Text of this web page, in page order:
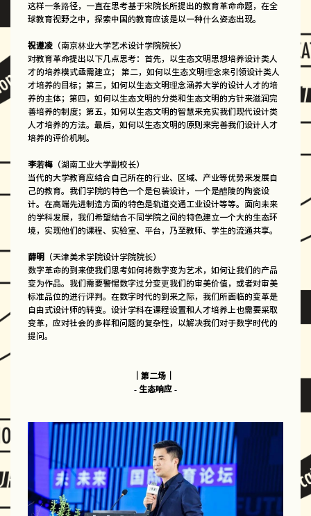
这样一条路径，一直在思考基于宋院长所提出的教育革命命题，在全
球教育视野之中，探索中国的教育应该是以一种什么姿态出现。
祝遵凌 （南京林业大学艺术设计学院院长）
对教育革命提出以下几点思考：首先，以生态文明思想培养设计类人
才的培养模式亟需建立； 第二，如何以生态文明理念来引领设计类人
才培养的目标；第三，如何以生态文明理念涵养大学的设计人才的培
养的主体；第四，如何以生态文明的分类和生态文明的方针来滋润完
善培养的制度；第五，如何以生态文明的智慧来充实我们现代设计类
人才培养的方法。最后，如何以生态文明的原则来完善我们设计人才
培养的评价机制。
李若梅 （湖南工业大学副校长）
当代的大学教育应结合自己所在的行业、区域、产业等优势来发展自
己的教育。我们学院的特色一个是包装设计，一个是醴陵的陶瓷设
计。在高端先进制造方面的特色是轨道交通工业设计等等。面向未来
的学科发展，我们希望结合不同学院之间的特色建立一个大的生态环
境，实现他们的课程、实验室、平台，乃至教师、学生的流通共享。
薛明
（天津美术学院设计学院院长）
数字革命的到来使我们思考如何将数字变为艺术，如何让我们的产品
变为作品。我们需要警惕数字过分变更我们的审美价值，或者对审美
标准品位的进行评判。在数字时代的到来之际，我们所面临的变革是
自由式设计师的转变。设计学科在课程设置和人才培养上也需要采取
变革，应对社会的多样和问题的复杂性，以解决我们对于数字时代的
提问。
｜第二场｜
- 生态响应 -